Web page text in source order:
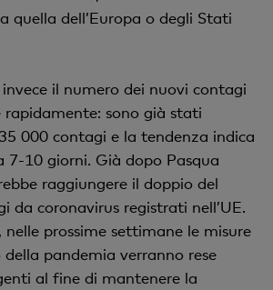
quella dell’Europa o degli Stati
il numero dei nuovi contagi
rapidamente: sono già stati
000 contagi e la tendenza indica
7-10 giorni. Già dopo Pasqua
raggiungere il doppio del
da coronavirus registrati nell’UE.
prossime settimane le misure
pandemia verranno rese
al fine di mantenere la